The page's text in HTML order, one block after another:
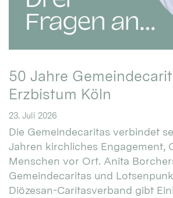
50 Jahre
Erzbistum Köln
23. Juli 2026
Die Gemeindecaritas verbindet
Jahren kirchliches Engagement,
Menschen vor Ort. Anita
Gemeindecaritas und
Diözesan-Caritasverband gibt